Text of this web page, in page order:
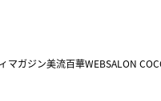
マガジン美流百華WEBSALON